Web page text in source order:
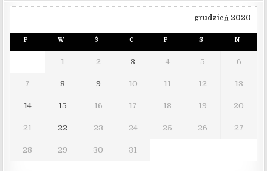
grudzień 2020
P W Ś C P S N
1 2 3 4 5 6
7 8 9 10 11 12 13
14 15 16 17 18 19 20
21 22 23 24 25 26 27
28 29 30 31